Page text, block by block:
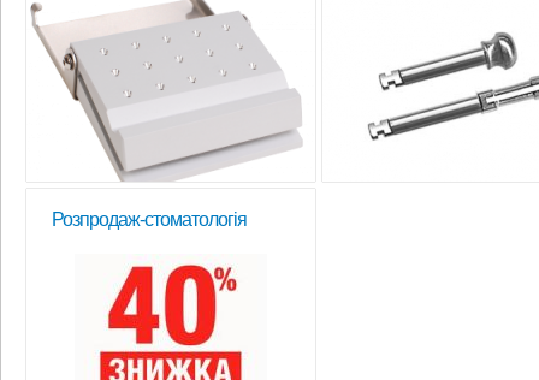
Розпродаж-стоматологія